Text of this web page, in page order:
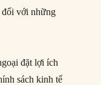
đối với những
đặt lợi ích
sách kinh tế